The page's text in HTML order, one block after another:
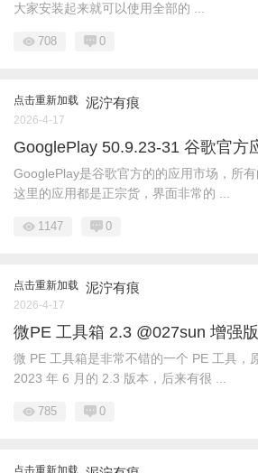
大家安装起来就可以使用全部的 ...
708 0
点击重新加载 泥泞有痕
2026-4-17
GooglePlay 50.9.23-31 谷歌官方
GooglePlay是谷歌官方的的应用市场，所有
这里的应用都是正宗货，界面非常的 ...
1147 0
点击重新加载 泥泞有痕
2026-4-17
微PE 工具箱 2.3 @027sun 增强
微 PE 工具箱是非常不错的一个 PE 工具，
2023 年 6 月的 2.3 版本，后来有很 ...
785 0
点击重新加载